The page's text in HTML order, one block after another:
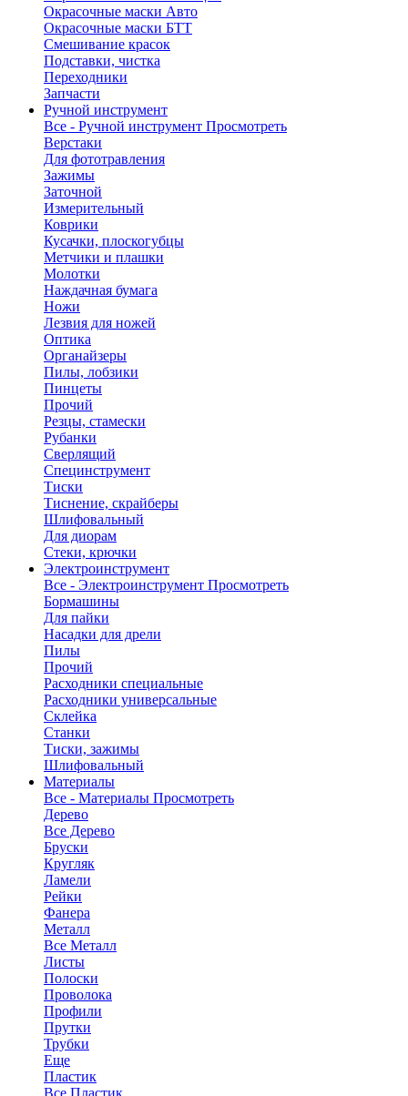
Окрасочные маски Авто
Окрасочные маски БТТ
Смешивание красок
Подставки, чистка
Переходники
Запчасти
Ручной инструмент
Все - Ручной инструмент Просмотреть
Верстаки
Для фототравления
Зажимы
Заточной
Измерительный
Коврики
Кусачки, плоскогубцы
Метчики и плашки
Молотки
Наждачная бумага
Ножи
Лезвия для ножей
Оптика
Органайзеры
Пилы, лобзики
Пинцеты
Прочий
Резцы, стамески
Рубанки
Сверлящий
Специнструмент
Тиски
Тиснение, скрайберы
Шлифовальный
Для диорам
Стеки, крючки
Электроинструмент
Все - Электроинструмент Просмотреть
Бормашины
Для пайки
Насадки для дрели
Пилы
Прочий
Расходники специальные
Расходники универсальные
Склейка
Станки
Тиски, зажимы
Шлифовальный
Материалы
Все - Материалы Просмотреть
Дерево
Все Дерево
Бруски
Кругляк
Ламели
Рейки
Фанера
Металл
Все Металл
Листы
Полоски
Проволока
Профили
Прутки
Трубки
Еще
Пластик
Все Пластик